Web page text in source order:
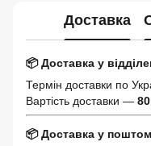
Доставка
📦 Доставка у
Термін доставки по
Вартість доставки —
📦 Доставка у